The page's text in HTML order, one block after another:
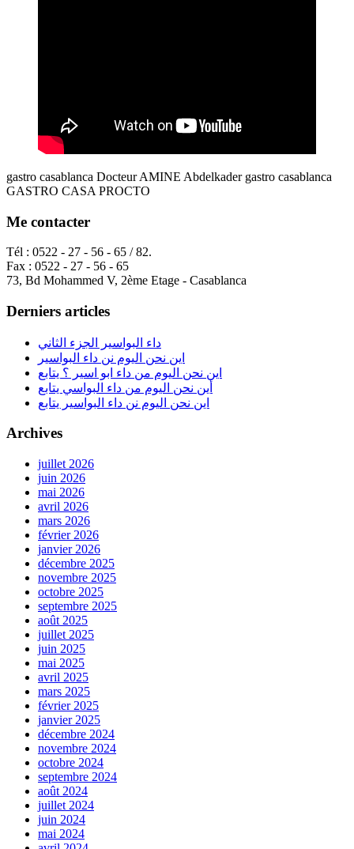
gastro casablanca Docteur AMINE Abdelkader gastro casablanca
GASTRO CASA PROCTO
Me contacter
Tél : 0522 - 27 - 56 - 65 / 82.
Fax : 0522 - 27 - 56 - 65
73, Bd Mohammed V, 2ème Etage - Casablanca
Derniers articles
داء البواسير الجزء الثاني
اين نحن اليوم نن داء البواسير
اين نحن اليوم من داء ابو اسير ؟ يتابع
أين نحن اليوم من داء البواسي يتابع
اين نحن اليوم نن داء البواسير يتابع
Archives
juillet 2026
juin 2026
mai 2026
avril 2026
mars 2026
février 2026
janvier 2026
décembre 2025
novembre 2025
octobre 2025
septembre 2025
août 2025
juillet 2025
juin 2025
mai 2025
avril 2025
mars 2025
février 2025
janvier 2025
décembre 2024
novembre 2024
octobre 2024
septembre 2024
août 2024
juillet 2024
juin 2024
mai 2024